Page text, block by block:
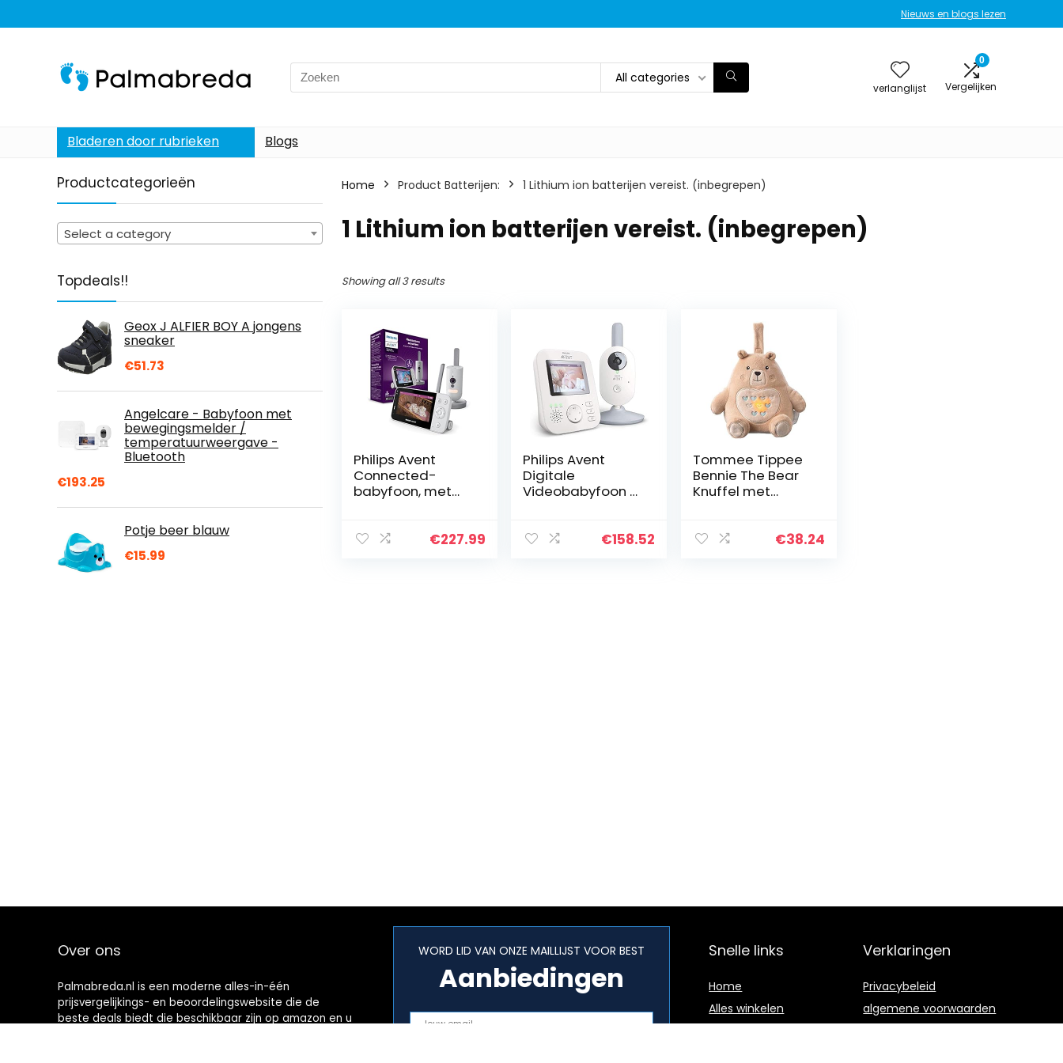
Nieuws en blogs lezen
Search
for:
All categories
verlanglijst
0
Vergelijken
Bladeren door rubrieken Blogs
Productcategorieën
Select a category
Topdeals!!
Geox J ALFIER BOY A jongens
sneaker
€51.73
Angelcare - Babyfoon met
bewegingsmelder /
temperatuurweergave -
Bluetooth
€193.25
Potje beer blauw
€15.99
Home Product Batterijen: ‎1 Lithium ion batterijen vereist. (inbegrepen)
‎1 Lithium ion batterijen vereist. (inbegrepen)
Showing all 3 results
Philips Avent
Connected-
babyfoon, met
Connect-
€227.99
Philips Avent
Digitale
Videobabyfoon –
Hoge resolutie
€158.52
Tommee Tippee
Bennie The Bear
Knuffel met
€38.24
Over ons
Palmabreda.nl is een moderne alles-in-één
prijsvergelijkings- en beoordelingswebsite die de
beste deals biedt die beschikbaar zijn op amazon en u
WORD LID VAN ONZE MAILLIJST VOOR BEST
Aanbiedingen
Snelle links
Home
Alles winkelen
Verklaringen
Privacybeleid
algemene voorwaarden